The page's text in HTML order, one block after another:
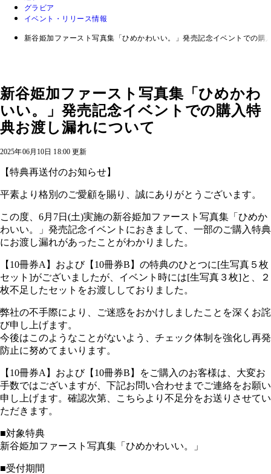
グラビア
イベント・リリース情報
新谷姫加ファースト写真集「ひめかわいい。」発売記念イベントでの購
新谷姫加ファースト写真集「ひめかわ
いい。」発売記念イベントでの購入特
典お渡し漏れについて
2025年06月10日 18:00 更新
【特典再送付のお知らせ】
平素より格別のご愛顧を賜り、誠にありがとうございます。
この度、6月7日(土)実施の新谷姫加ファースト写真集「ひめか
わいい。」発売記念イベントにおきまして、一部のご購入特典
にお渡し漏れがあったことがわかりました。
【10冊券A】および【10冊券B】の特典のひとつに[生写真５枚
セット]がございましたが、イベント時には[生写真３枚]と、２
枚不足したセットをお渡ししておりました。
弊社の不手際により、ご迷惑をおかけしましたことを深くお詫
び申し上げます。
今後はこのようなことがないよう、チェック体制を強化し再発
防止に努めてまいります。
【10冊券A】および【10冊券B】をご購入のお客様は、大変お
手数ではございますが、下記お問い合わせまでご連絡をお願い
申し上げます。確認次第、こちらより不足分をお送りさせてい
ただきます。
■対象特典
新谷姫加ファースト写真集「ひめかわいい。」
■受付期間